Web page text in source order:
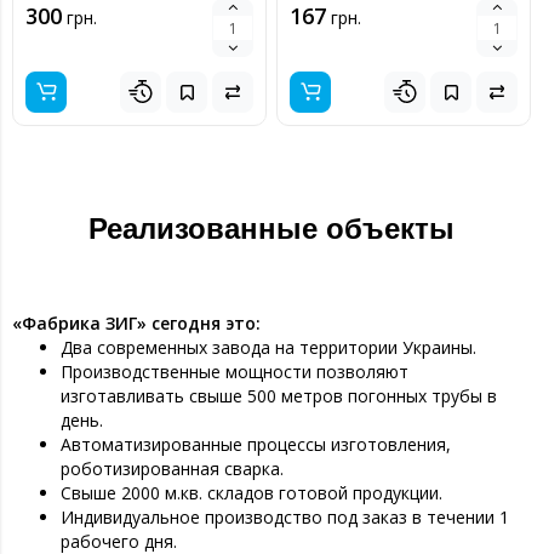
300 грн. 167 грн.
Реализованные объекты
«Фабрика ЗИГ» сегодня это:
Два современных завода на территории Украины.
Производственные мощности позволяют
изготавливать свыше 500 метров погонных трубы в
день.
Автоматизированные процессы изготовления,
роботизированная сварка.
Свыше 2000 м.кв. складов готовой продукции.
Индивидуальное производство под заказ в течении 1
рабочего дня.